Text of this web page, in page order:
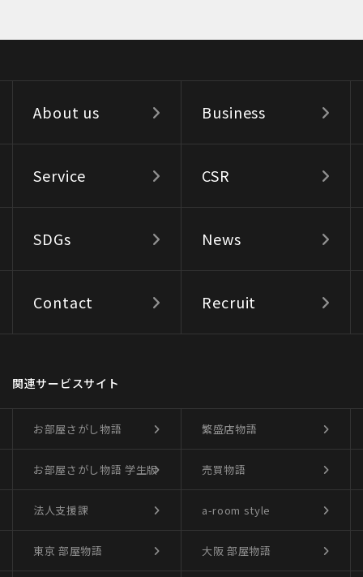
About us Business
Service CSR
SDGs News
Contact Recruit
関連サービスサイト
お部屋さがし物語 繁盛店物語
お部屋さがし物語 学生版 売買物語
法人支援課 a-room style
東京 部屋物語 大阪 部屋物語